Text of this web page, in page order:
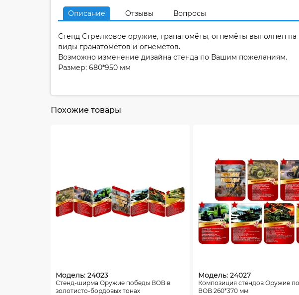
Описание Отзывы Вопросы
Стенд Стрелковое оружие, гранатомёты, огнемёты выполнен
виды гранатомётов и огнемётов.
Возможно изменение дизайна стенда по Вашим пожеланиям.
Размер: 680*950 мм
Похожие товары
Модель: 24023
Стенд-ширма Оружие победы ВОВ в
золотисто-бордовых тонах
Модель: 24027
Композиция стендов Оружие
ВОВ 260*370 мм